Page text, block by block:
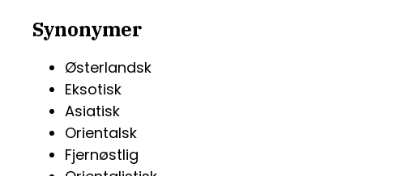
Synonymer
Østerlandsk
Eksotisk
Asiatisk
Orientalsk
Fjernøstlig